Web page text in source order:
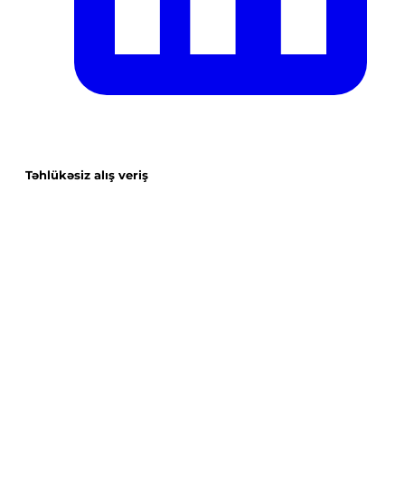
Təhlükəsiz alış veriş